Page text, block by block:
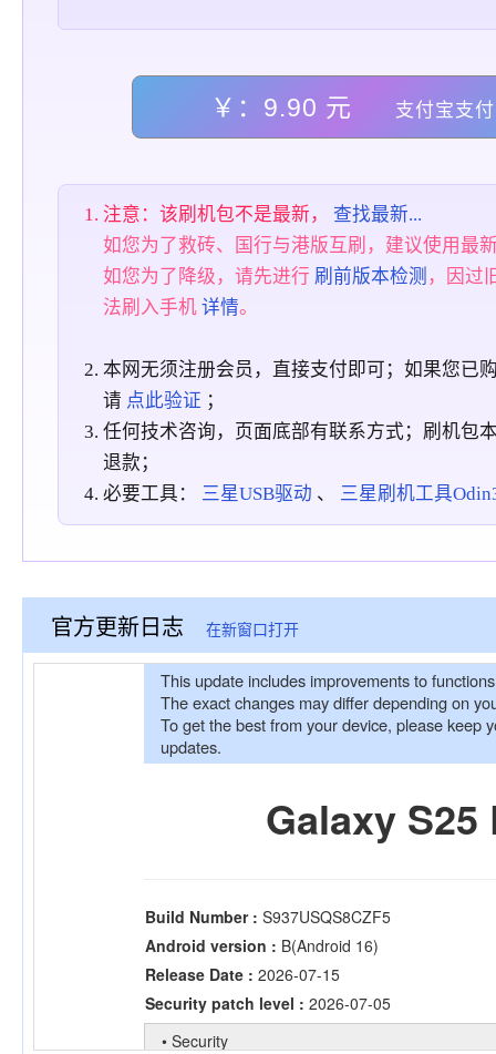
￥：9.90 元 支付宝支付
注意：该刷机包不是最新， 查找最新...
如您为了救砖、国行与港版互刷，建议使用最
如您为了降级，请先进行 刷前版本检测 ，因过
法刷入手机详情。
本网无须注册会员，直接支付即可；如果您已
请 点此验证 ；
任何技术咨询，页面底部有联系方式；刷机包
退款；
必要工具： 三星USB驱动 、 三星刷机工具
官方更新日志 在新窗口打开